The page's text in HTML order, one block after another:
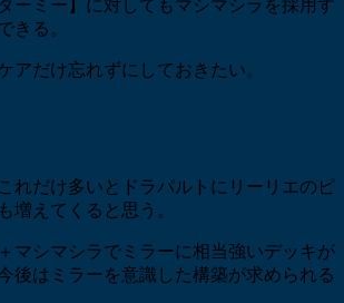
ーミー】に対してもマシマシラを採用す
きる。
アだけ忘れずにしておきたい。
れだけ多いとドラパルトにリーリエのピ
増えてくると思う。
マシマシラでミラーに相当強いデッキが
後はミラーを意識した構築が求められる